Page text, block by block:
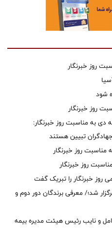
روز خبرنگار
شود
روز خبرنگار
دی به مناسبت روز خبرنگار:
تبیین هستند
مناسبت روز خبرنگار
روز خبرنگار
روز خبرنگار را تبریک گفت
شد؛/ معرفی برندگان دور دوم و
و نایب رئیس هیئت مدیره بیمه